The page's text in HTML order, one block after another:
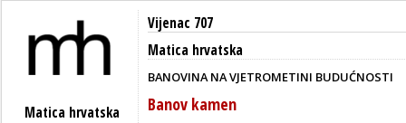
Matica hrvatska
Vijenac 707
Matica hrvatska
BANOVINA NA VJETROMETINI BUDUĆNOSTI
Banov kamen